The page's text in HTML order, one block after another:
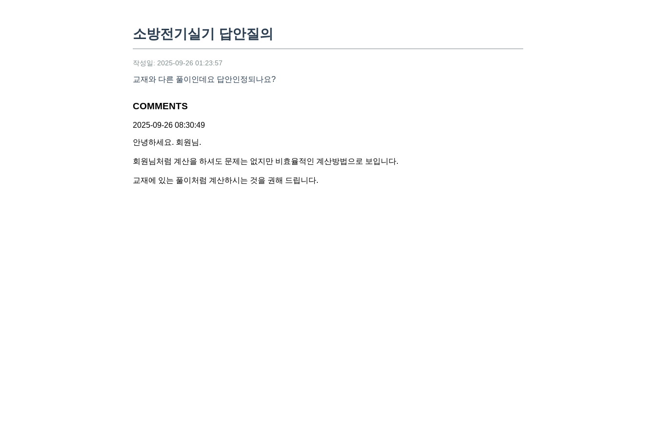
소방전기실기 답안질의
작성일: 2025-09-26 01:23:57
교재와 다른 풀이인데요 답안인정되나요?
COMMENTS
2025-09-26 08:30:49
안녕하세요. 회원님.
회원님처럼 계산을 하셔도 문제는 없지만 비효율적인 계산방법으로 보입니다.
교재에 있는 풀이처럼 계산하시는 것을 권해 드립니다.